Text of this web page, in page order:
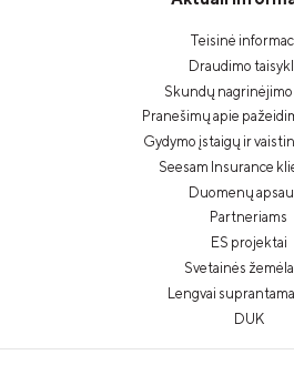
Teisinė
Draudimo
Skundų nagrinėjimo
Pranešimų apie
Gydymo įstaigų ir
Seesam Insurance
Duomenų
Partneriams
ES projektai
Svetainės
Lengvai
DUK